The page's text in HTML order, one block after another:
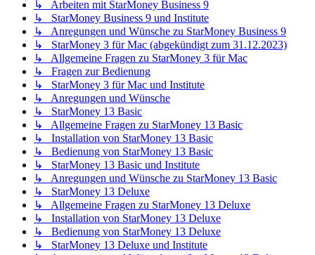
↳ Arbeiten mit StarMoney Business 9
↳ StarMoney Business 9 und Institute
↳ Anregungen und Wünsche zu StarMoney Business 9
↳ StarMoney 3 für Mac (abgekündigt zum 31.12.2023)
↳ Allgemeine Fragen zu StarMoney 3 für Mac
↳ Fragen zur Bedienung
↳ StarMoney 3 für Mac und Institute
↳ Anregungen und Wünsche
↳ StarMoney 13 Basic
↳ Allgemeine Fragen zu StarMoney 13 Basic
↳ Installation von StarMoney 13 Basic
↳ Bedienung von StarMoney 13 Basic
↳ StarMoney 13 Basic und Institute
↳ Anregungen und Wünsche zu StarMoney 13 Basic
↳ StarMoney 13 Deluxe
↳ Allgemeine Fragen zu StarMoney 13 Deluxe
↳ Installation von StarMoney 13 Deluxe
↳ Bedienung von StarMoney 13 Deluxe
↳ StarMoney 13 Deluxe und Institute